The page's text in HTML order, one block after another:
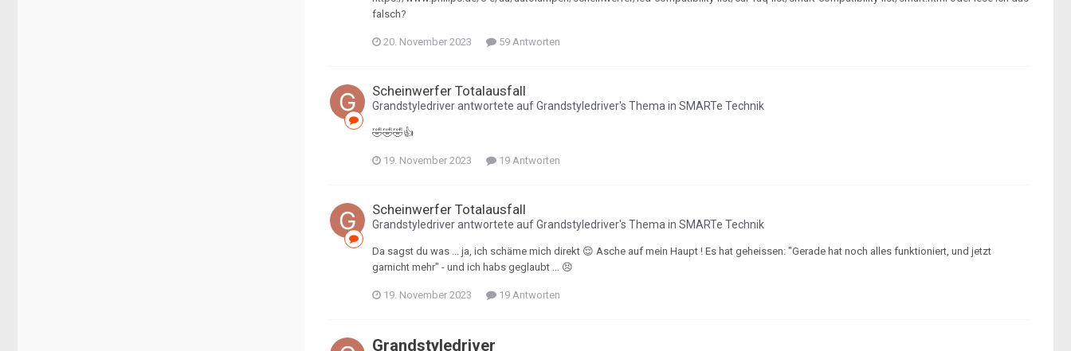
falsch?
20. November 2023 59 Antworten
Scheinwerfer Totalausfall
Grandstyledriverantwortete aufGrandstyledriver's Thema in SMARTe Technik
🤣🤣🤣👍
19. November 2023 19 Antworten
Scheinwerfer Totalausfall
Grandstyledriverantwortete aufGrandstyledriver's Thema in SMARTe Technik
Da sagst du was ... ja, ich schäme mich direkt 😌 Asche auf mein Haupt ! Es hat geheissen: "Gerade hat noch alles funktioniert, und jetzt
garnicht mehr" - und ich habs geglaubt ... 😣
19. November 2023 19 Antworten
Grandstyledriver